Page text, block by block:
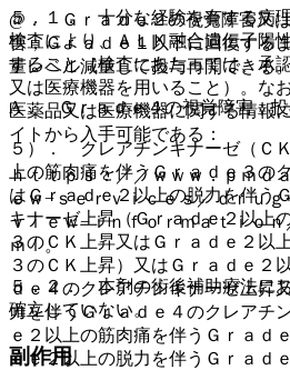
５．１． 十分な経験を有する病
検査により、ＡＬＫ融合遺伝子陽
すること（検査にあたっては、承
又は医療機器を用いること）。な
医薬品又は医療機器に関する情報
イトから入手可能である：
ｈｔｔｐｓ：／／ｗｗｗ．ｐｍｄ
ｅｗ−ｓｅｒｖｉｃｅｓ／ｄｒｕ
ｖｉｅｗ−ｉｎｆｏｒｍａｔｉｏ
ｍｌ。
５．２． 本剤の術後補助療法に
確立していない。
副作用
@． Ｇｒａｄｅ２の視覚障害又
害；Ｇｒａｄｅ１以下に回復する
量レベル減量して投与再開できる
A． Ｇｒａｄｅ４の視覚障害；
５）． クレアチンキナーゼ（Ｃ
上の筋肉痛を伴うＧｒａｄｅ３の
はＧｒａｄｅ２以上の脱力を伴う
キナーゼ上昇（Ｇｒａｄｅ２以上
３のＣＫ上昇又はＧｒａｄｅ２以
３のＣＫ上昇）又はＧｒａｄｅ２
ｄｅ４のクレアチンキナーゼ上昇
力を伴うＧｒａｄｅ４のクレアチ
ｅ２以上の筋肉痛を伴うＧｒａｄ
ｄｅ２以上の脱力を伴うＧｒａｄ